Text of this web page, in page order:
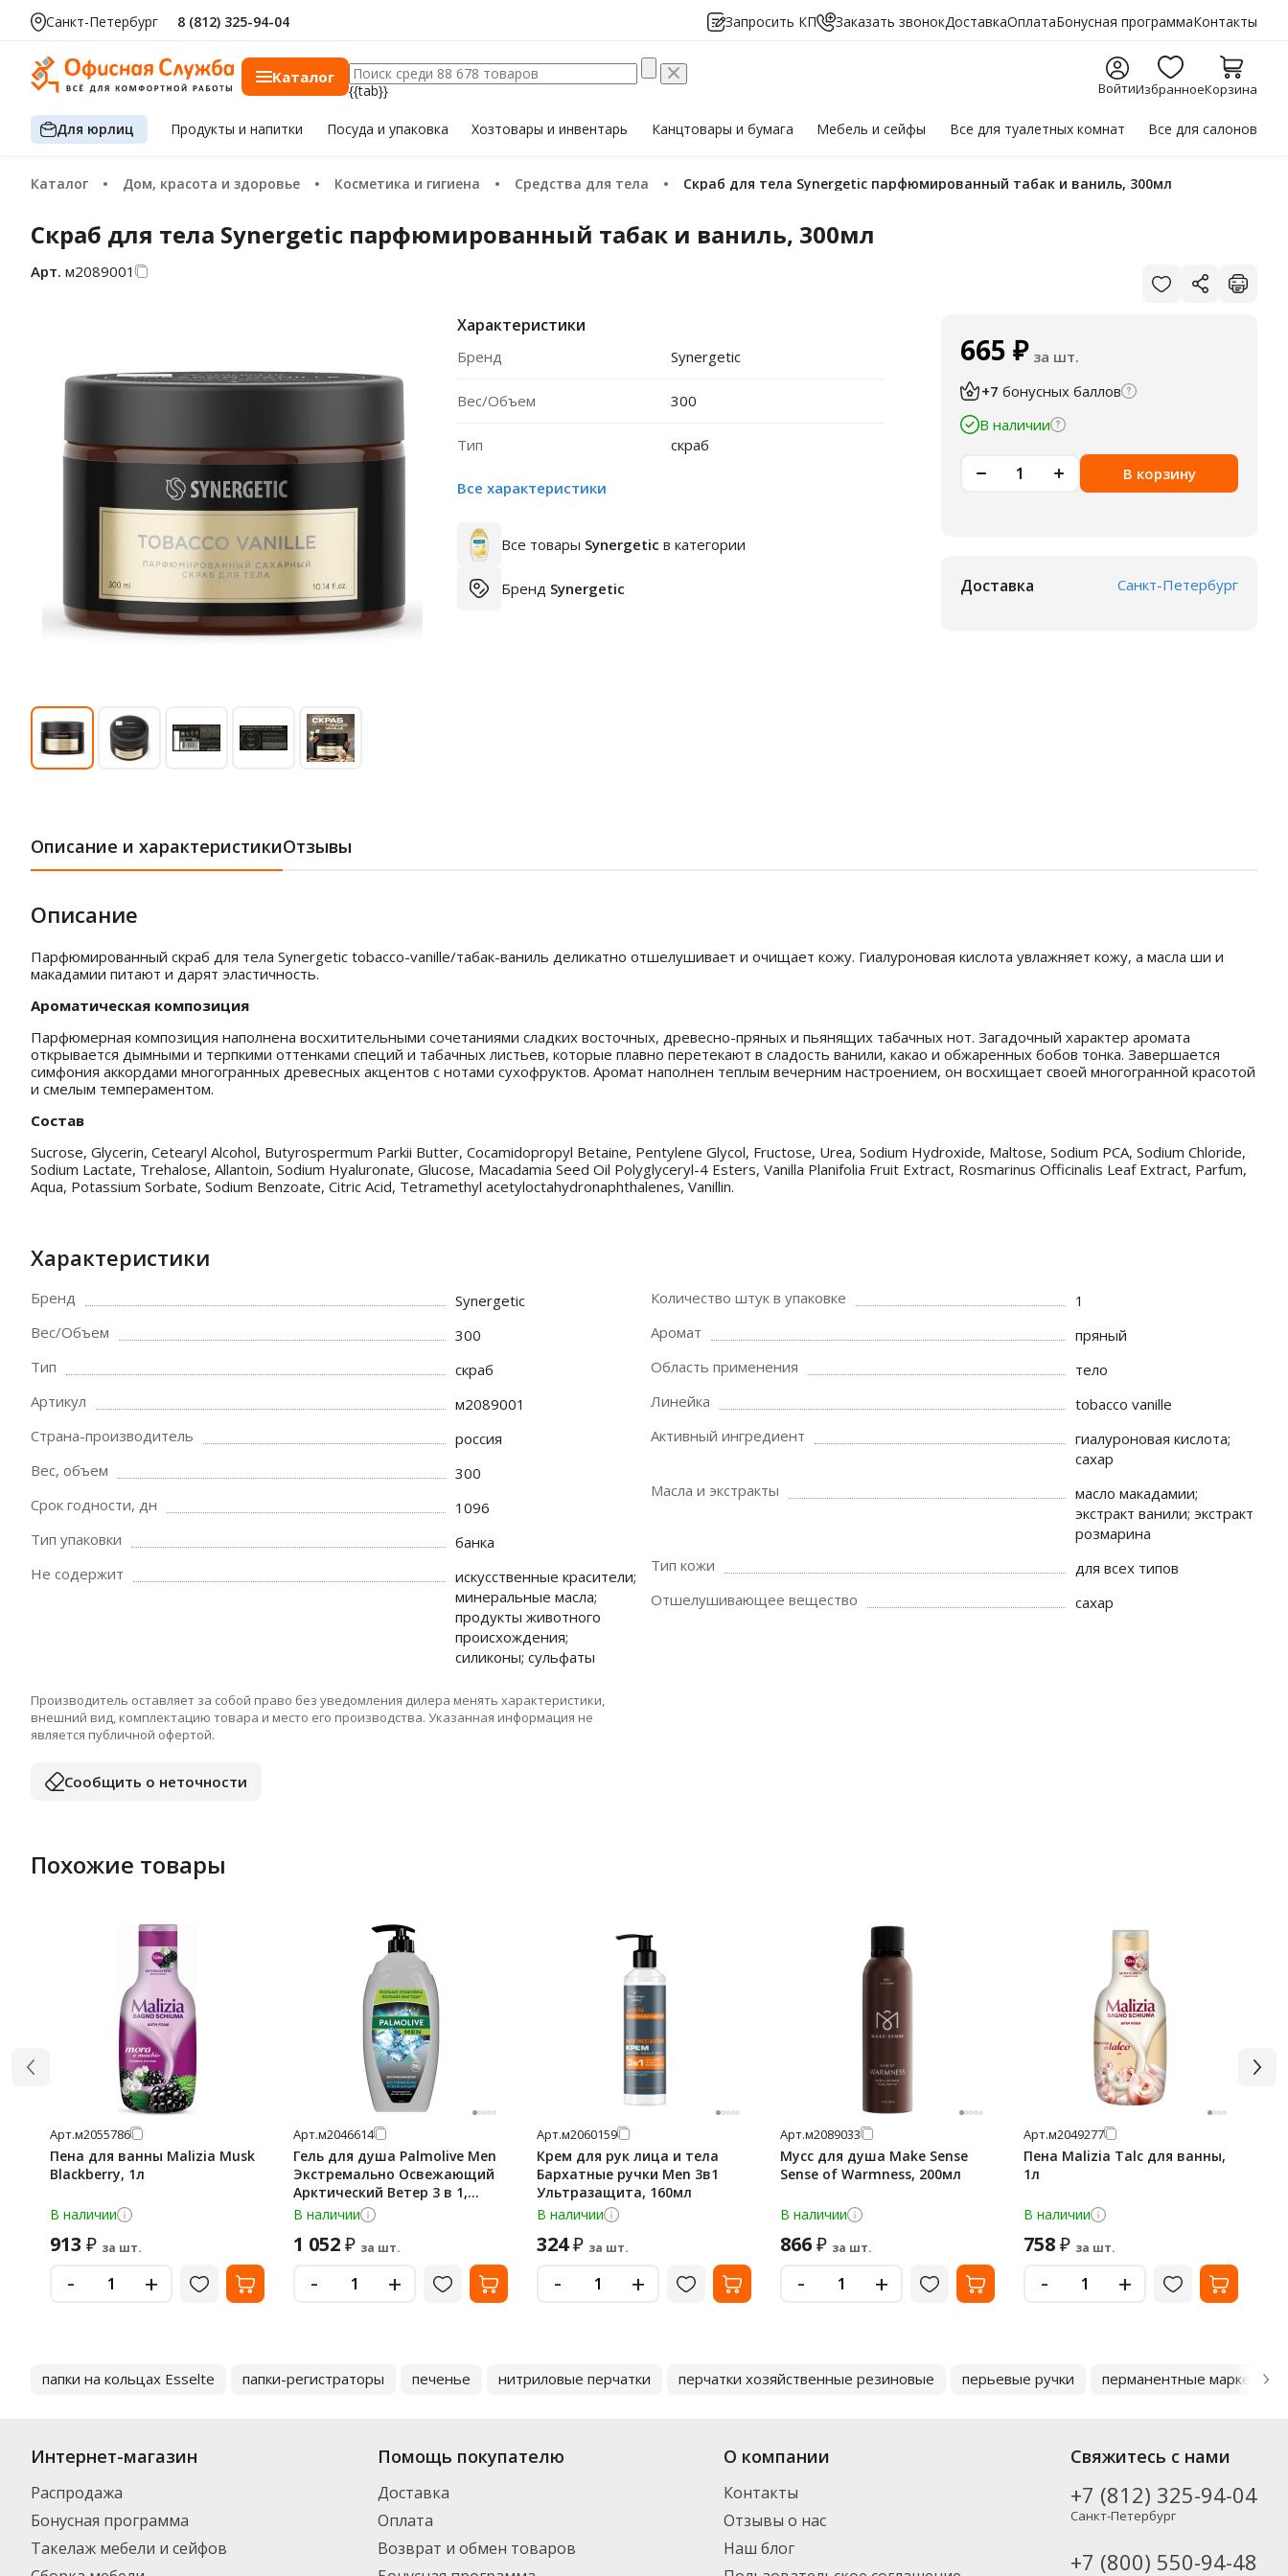
Санкт-Петербург 8 (812) 325-94-04 Запросить КП Заказать звонокДоставкаОплатаБонусная программаКонтакты
Каталог
{{tab}} ВойтиИзбранноеКорзина
Для юрлиц Продуктыи напитки Посуда и упаковка Хозтоварыи инвентарь Канцтовары и бумага Мебельи сейфы Все для туалетных комнат Все для салонов
Каталог Дом, красота и здоровье Косметика и гигиена Средства для тела Скраб для тела Synergetic парфюмированный табак и ваниль, 300мл
Скраб для тела Synergetic парфюмированный табак и ваниль, 300мл
Арт. м2089001
Характеристики
Бренд Synergetic
Вес/Объем 300
Тип скраб
Все характеристики
Все товары Synergetic в категории
Бренд Synergetic
665 ₽ за шт.
+7 бонусных баллов
В наличии
В корзину
Доставка Санкт-Петербург
Описание и характеристикиОтзывы
Описание
Парфюмированный скраб для тела Synergetic tobacco-vanille/табак-ваниль деликатно отшелушивает и очищает кожу. Гиалуроновая кислота увлажняет кожу, а масла ши и
макадамии питают и дарят эластичность.
Ароматическая композиция
Парфюмерная композиция наполнена восхитительными сочетаниями сладких восточных, древесно-пряных и пьянящих табачных нот. Загадочный характер аромата
открывается дымными и терпкими оттенками специй и табачных листьев, которые плавно перетекают в сладость ванили, какао и обжаренных бобов тонка. Завершается
симфония аккордами многогранных древесных акцентов с нотами сухофруктов. Аромат наполнен теплым вечерним настроением, он восхищает своей многогранной красотой
и смелым темпераментом.
Состав
Sucrose, Glycerin, Cetearyl Alcohol, Butyrospermum Parkii Butter, Cocamidopropyl Betaine, Pentylene Glycol, Fructose, Urea, Sodium Hydroxide, Maltose, Sodium PCA, Sodium Chloride,
Sodium Lactate, Trehalose, Allantoin, Sodium Hyaluronate, Glucose, Macadamia Seed Oil Polyglyceryl-4 Esters, Vanilla Planifolia Fruit Extract, Rosmarinus Officinalis Leaf Extract, Parfum,
Aqua, Potassium Sorbate, Sodium Benzoate, Citric Acid, Tetramethyl acetyloctahydronaphthalenes, Vanillin.
Характеристики
Бренд
Synergetic
Вес/Объем
300
Тип
скраб
Артикул
м2089001
Страна-производитель
россия
Вес, объем
300
Срок годности, дн
1096
Тип упаковки
банка
Не содержит
искусственные красители;
минеральные масла;
продукты животного
происхождения;
силиконы; сульфаты
Количество штук в упаковке
1
Аромат
пряный
Область применения
тело
Линейка
tobacco vanille
Активный ингредиент
гиалуроновая кислота;
сахар
Масла и экстракты
масло макадамии;
экстракт ванили; экстракт
розмарина
Тип кожи
для всех типов
Отшелушивающее вещество
сахар
Производитель оставляет за собой право без уведомления дилера менять характеристики,
внешний вид, комплектацию товара и место его производства. Указанная информация не
является публичной офертой.
Сообщить о неточности
Похожие товары
Арт.м2055786
Пена для ванны Malizia Musk
Blackberry, 1л
В наличии
913 ₽ за шт.
- +
Арт.м2046614
Гель для душа Palmolive Men
Экстремально Освежающий
Арктический Ветер 3 в 1,
750мл
В наличии
1 052₽ за шт.
- +
Арт.м2060159
Крем для рук лица и тела
Бархатные ручки Men 3в1
Ультразащита, 160мл
В наличии
324₽ за шт.
- +
Арт.м2089033
Мусс для душа Make Sense
Sense of Warmness, 200мл
В наличии
866₽ за шт.
- +
Арт.м2049277
Пена Malizia Talc для ванны,
1л
В наличии
758₽ за шт.
- +
папки на кольцах Esselte папки-регистраторы печенье нитриловые перчатки перчатки хозяйственные резиновые перьевые ручки перманентные маркеры
Интернет-магазин
Распродажа
Бонусная программа
Такелаж мебели и сейфов
Помощь покупателю
Доставка
Оплата
Возврат и обмен товаров
О компании
Контакты
Отзывы о нас
Наш блог
Свяжитесь с нами
+7 (812) 325-94-04
Санкт-Петербург
+7 (800) 550-94-48